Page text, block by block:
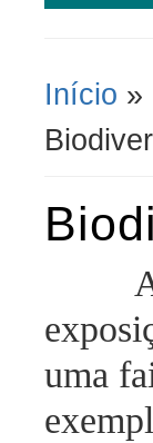
Você
Início »
uma